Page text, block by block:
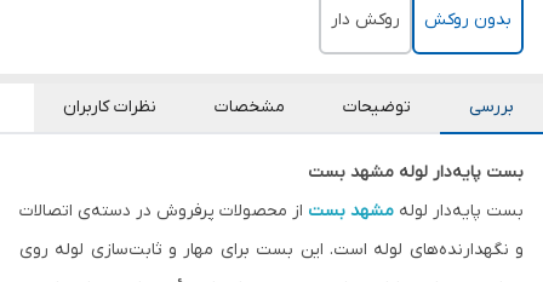
بدون روکش روکش دار
بررسی توضیحات مشخصات نظرات کاربران
بست پایه‌دار لوله مشهد بست
بست پایه‌دار لوله مشهد بست از محصولات پرفروش در دسته‌ی اتصالات
و نگهدارنده‌های لوله است. این بست برای مهار و ثابت‌سازی لوله روی